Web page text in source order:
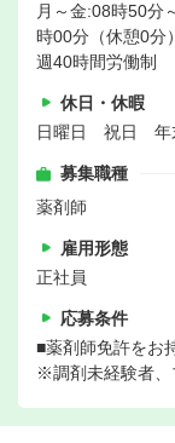
月～金:08時50分
時00分（休憩0分）
週40時間労働制
休日・休暇
日曜日 祝日 年
募集職種
薬剤師
雇用形態
正社員
応募条件
■薬剤師免許をお
※調剤未経験者、